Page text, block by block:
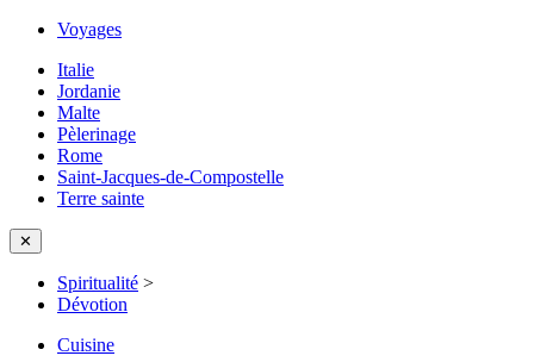
Voyages
Italie
Jordanie
Malte
Pèlerinage
Rome
Saint-Jacques-de-Compostelle
Terre sainte
✕
Spiritualité >
Dévotion
Cuisine